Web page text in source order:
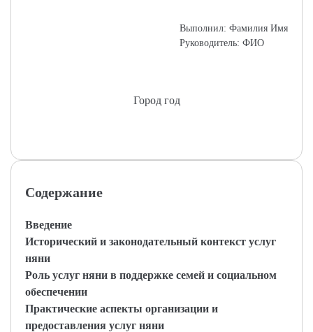
Выполнил: Фамилия Имя
Руководитель: ФИО
Город год
Содержание
Введение
Исторический и законодательный контекст услуг
няни
Роль услуг няни в поддержке семей и социальном
обеспечении
Практические аспекты организации и
предоставления услуг няни